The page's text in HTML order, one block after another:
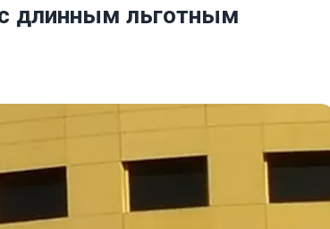
длинным льготным